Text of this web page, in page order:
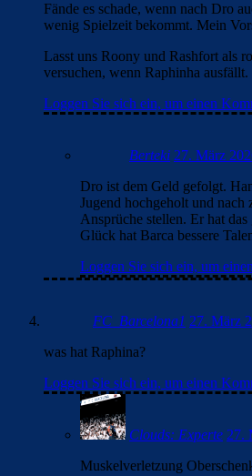
Fände es schade, wenn nach Dro
wenig Spielzeit bekommt. Mein
Lasst uns Roony und Rashfort als
versuchen, wenn Raphinha ausfällt.
Loggen Sie sich ein, um einen
Berteki 27. März
Dro ist dem Geld gefolgt.
Jugend hochgeholt und nach
Ansprüche stellen. Er hat
Glück hat Barca bessere
Loggen Sie sich ein, um
FC_Barcelona1 27. März
was hat Raphina?
Loggen Sie sich ein, um einen
Clouds: Experte 27.
Muskelverletzung